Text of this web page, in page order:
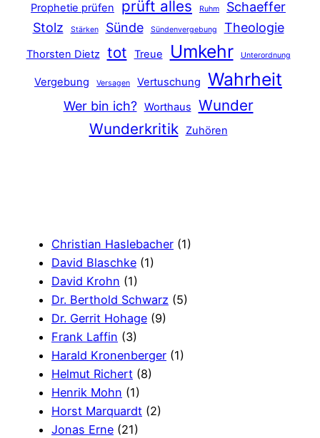
Prophetie prüfen prüft alles Ruhm
Schaeffer
Stolz
Stärken Sünde Sündenvergebung Theologie
Thorsten Dietz tot Treue Umkehr Unterordnung
Vergebung Versagen Vertuschung Wahrheit
Wer bin ich? Worthaus
Wunder
Wunderkritik
Zuhören
Christian Haslebacher (1)
David Blaschke (1)
David Krohn (1)
Dr. Berthold Schwarz (5)
Dr. Gerrit Hohage (9)
Frank Laffin (3)
Harald Kronenberger (1)
Helmut Richert (8)
Henrik Mohn (1)
Horst Marquardt (2)
Jonas Erne (21)